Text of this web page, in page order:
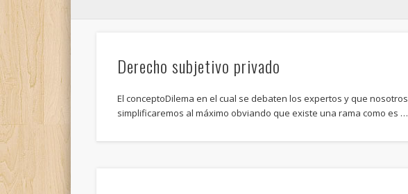
Derecho subjetivo privado
El conceptoDilema en el cual se debaten los expertos y que nosotros
simplificaremos al máximo obviando que existe una rama como es …